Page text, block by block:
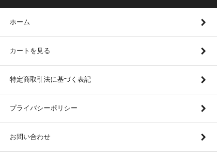
ホーム
カートを見る
特定商取引法に基づく表記
プライバシーポリシー
お問い合わせ